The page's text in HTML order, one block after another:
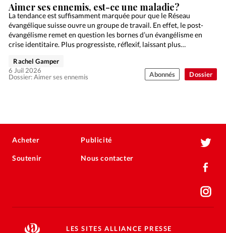
Dossier
Aimer ses ennemis, est-ce une maladie?
La tendance est suffisamment marquée pour que le Réseau
évangélique suisse ouvre un groupe de travail. En effet, le post-
évangélisme remet en question les bornes d’un évangélisme en
crise identitaire. Plus progressiste, réflexif, laissant plus…
Dossier: Aimer ses ennemis
Rachel Gamper
6 Juil 2026
Abonnés
Acheter
Soutenir
Publicité
Nous contacter
LES SITES ALLIANCE PRESSE